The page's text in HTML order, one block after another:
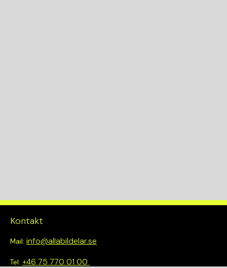
Kontakt
Mail: info@allabildelar.se
Tel: +46 75 770 01 00